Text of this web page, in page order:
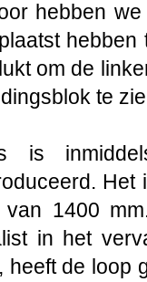
hebben
om de
te
is
Het
van 1400
in het
heeft de loop